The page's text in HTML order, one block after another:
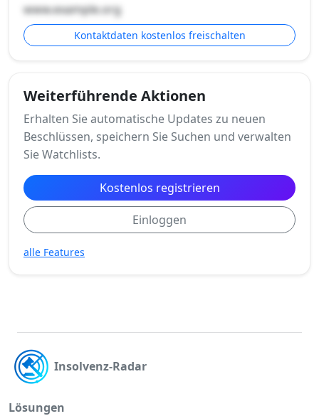
www.example.org
Kontaktdaten kostenlos freischalten
Weiterführende Aktionen
Erhalten Sie automatische Updates zu neuen
Beschlüssen, speichern Sie Suchen und verwalten
Sie Watchlists.
Kostenlos registrieren
Einloggen
alle Features
Insolvenz-Radar
Lösungen